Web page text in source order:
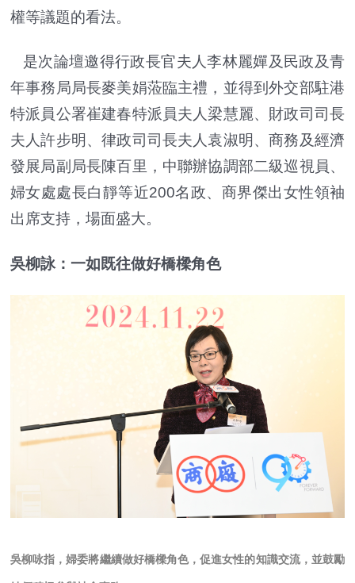
權等議題的看法。
是次論壇邀得行政長官夫人李林麗嬋及民政及青
年事務局局長麥美娟蒞臨主禮，並得到外交部駐港
特派員公署崔建春特派員夫人梁慧麗、財政司司長
夫人許步明、律政司司長夫人袁淑明、商務及經濟
發展局副局長陳百里，中聯辦協調部二級巡視員、
婦女處處長白靜等近200名政、商界傑出女性領袖
出席支持，場面盛大。
吳柳詠：一如既往做好橋樑角色
吳柳咏指，婦委將繼續做好橋樑角色，促進女性的知識交流，並鼓勵